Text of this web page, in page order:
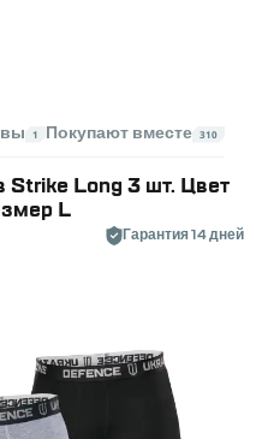
1 Покупают вместе 310
Strike Long 3 шт. Цвет
L
Гарантия 14 дней